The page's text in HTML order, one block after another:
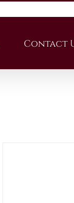
Contact